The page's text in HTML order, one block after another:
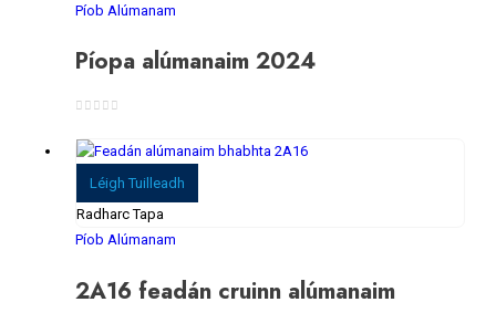
Píob Alúmanam
Píopa alúmanaim 2024
Léigh Tuilleadh
Radharc Tapa
Píob Alúmanam
2A16 feadán cruinn alúmanaim